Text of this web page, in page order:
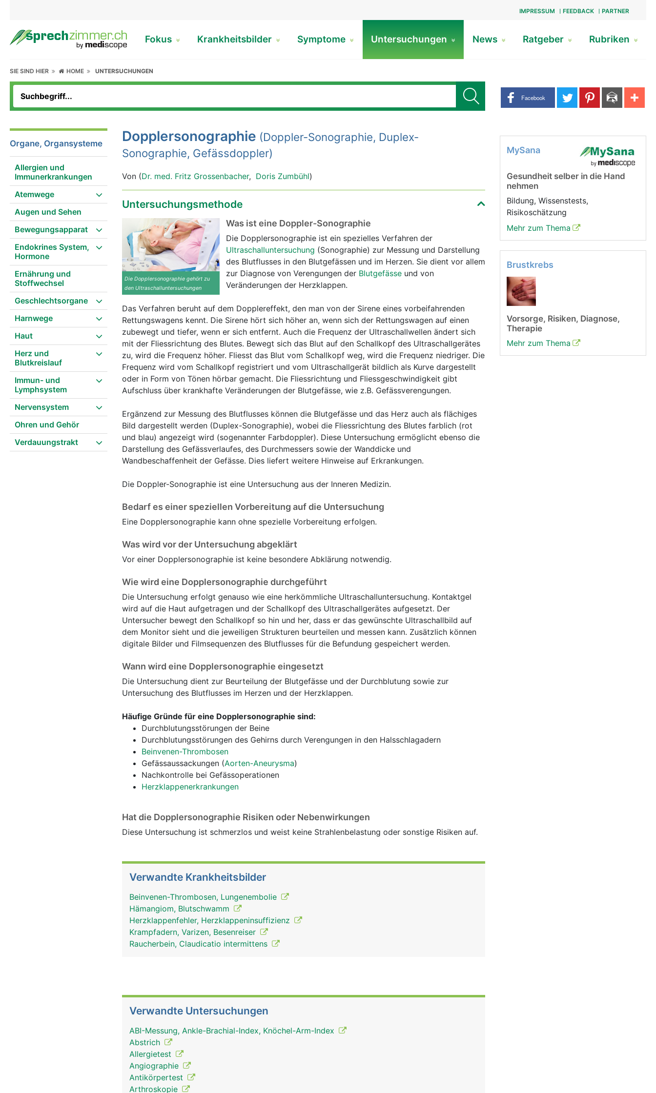
IMPRESSUM FEEDBACK PARTNER
Fokus Krankheitsbilder Symptome Untersuchungen News Ratgeber Rubriken
SIE SIND HIER HOME UNTERSUCHUNGEN
Share buttons
Facebook
Organe, Organsysteme
Allergien und
Immunerkrankungen
Atemwege
Augen und Sehen
Bewegungsapparat
Endokrines System,
Hormone
Ernährung und
Stoffwechsel
Geschlechtsorgane
Harnwege
Haut
Herz und
Blutkreislauf
Immun- und
Lymphsystem
Nervensystem
Ohren und Gehör
Verdauungstrakt
Dopplersonographie (Doppler-Sonographie, Duplex-
Sonographie, Gefässdoppler)
Von (Dr. med. Fritz Grossenbacher, Doris Zumbühl)
Untersuchungsmethode
Die Dopplersonographie gehört zu
den Ultraschalluntersuchungen
Was ist eine Doppler-Sonographie
Die Dopplersonographie ist ein spezielles Verfahren der
Ultraschalluntersuchung (Sonographie) zur Messung und Darstellung
des Blutflusses in den Blutgefässen und im Herzen. Sie dient vor allem
zur Diagnose von Verengungen der Blutgefässe und von
Veränderungen der Herzklappen.
Das Verfahren beruht auf dem Dopplereffekt, den man von der Sirene eines vorbeifahrenden
Rettungswagens kennt. Die Sirene hört sich höher an, wenn sich der Rettungswagen auf einen
zubewegt und tiefer, wenn er sich entfernt. Auch die Frequenz der Ultraschallwellen ändert sich
mit der Fliessrichtung des Blutes. Bewegt sich das Blut auf den Schallkopf des Ultraschallgerätes
zu, wird die Frequenz höher. Fliesst das Blut vom Schallkopf weg, wird die Frequenz niedriger. Die
Frequenz wird vom Schallkopf registriert und vom Ultraschallgerät bildlich als Kurve dargestellt
oder in Form von Tönen hörbar gemacht. Die Fliessrichtung und Fliessgeschwindigkeit gibt
Aufschluss über krankhafte Veränderungen der Blutgefässe, wie z.B. Gefässverengungen.
Ergänzend zur Messung des Blutflusses können die Blutgefässe und das Herz auch als flächiges
Bild dargestellt werden (Duplex-Sonographie), wobei die Fliessrichtung des Blutes farblich (rot
und blau) angezeigt wird (sogenannter Farbdoppler). Diese Untersuchung ermöglicht ebenso die
Darstellung des Gefässverlaufes, des Durchmessers sowie der Wanddicke und
Wandbeschaffenheit der Gefässe. Dies liefert weitere Hinweise auf Erkrankungen.
Die Doppler-Sonographie ist eine Untersuchung aus der Inneren Medizin.
Bedarf es einer speziellen Vorbereitung auf die Untersuchung
Eine Dopplersonographie kann ohne spezielle Vorbereitung erfolgen.
Was wird vor der Untersuchung abgeklärt
Vor einer Dopplersonographie ist keine besondere Abklärung notwendig.
Wie wird eine Dopplersonographie durchgeführt
Die Untersuchung erfolgt genauso wie eine herkömmliche Ultraschalluntersuchung. Kontaktgel
wird auf die Haut aufgetragen und der Schallkopf des Ultraschallgerätes aufgesetzt. Der
Untersucher bewegt den Schallkopf so hin und her, dass er das gewünschte Ultraschallbild auf
dem Monitor sieht und die jeweiligen Strukturen beurteilen und messen kann. Zusätzlich können
digitale Bilder und Filmsequenzen des Blutflusses für die Befundung gespeichert werden.
Wann wird eine Dopplersonographie eingesetzt
Die Untersuchung dient zur Beurteilung der Blutgefässe und der Durchblutung sowie zur
Untersuchung des Blutflusses im Herzen und der Herzklappen.
Häufige Gründe für eine Dopplersonographie sind:
Durchblutungsstörungen der Beine
Durchblutungsstörungen des Gehirns durch Verengungen in den Halsschlagadern
Beinvenen-Thrombosen
Gefässaussackungen (Aorten-Aneurysma)
Nachkontrolle bei Gefässoperationen
Herzklappenerkrankungen
Hat die Dopplersonographie Risiken oder Nebenwirkungen
Diese Untersuchung ist schmerzlos und weist keine Strahlenbelastung oder sonstige Risiken auf.
Verwandte Krankheitsbilder
Beinvenen-Thrombosen, Lungenembolie
Hämangiom, Blutschwamm
Herzklappenfehler, Herzklappeninsuffizienz
Krampfadern, Varizen, Besenreiser
Raucherbein, Claudicatio intermittens
Verwandte Untersuchungen
ABI-Messung, Ankle-Brachial-Index, Knöchel-Arm-Index
Abstrich
Allergietest
Angiographie
Antikörpertest
Arthroskopie
MySana
Gesundheit selber in die Hand
nehmen
Bildung, Wissenstests,
Risikoschätzung
Mehr zum Thema
Brustkrebs
Vorsorge, Risiken, Diagnose,
Therapie
Mehr zum Thema